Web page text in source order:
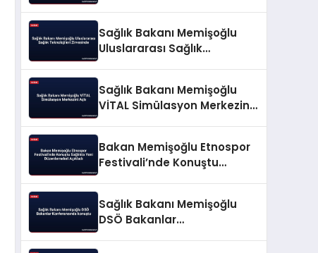
Sağlık Bakanı Memişoğlu
Uluslararası Sağlık
Sağlık Bakanı Memişoğlu
VİTAL Simülasyon Merkezini
Bakan Memişoğlu Etnospor
Festivali’nde Konuştu
Sağlık Bakanı Memişoğlu
DSÖ Bakanlar